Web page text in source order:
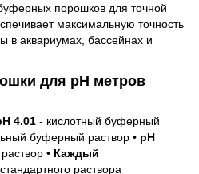
порошков для точной
максимальную точность
в аквариумах, бассейнах и
для pH метров
4.01 - кислотный буферный
буферный раствор • pH
• Каждый
раствора